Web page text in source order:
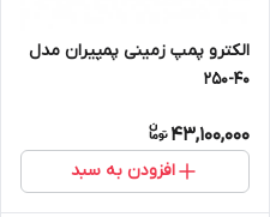
الکترو پمپ زمینی پمپیران مدل
40-250
43,100,000
افزودن به سبد